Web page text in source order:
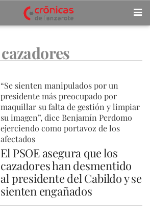
cazadores
“Se sienten manipulados por un
presidente más preocupado por
maquillar su falta de gestión y limpiar
su imagen”, dice Benjamín Perdomo
ejerciendo como portavoz de los
afectados
El PSOE asegura que los
cazadores han desmentido
al presidente del Cabildo y se
sienten engañados